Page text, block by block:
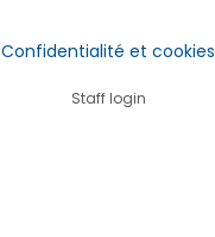
Confidentialité et cookies
Staff login